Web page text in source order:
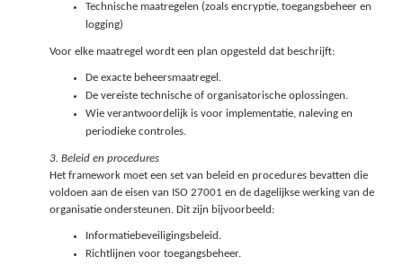
Technische maatregelen (zoals encryptie, toegangsbeheer en
logging)
Voor elke maatregel wordt een plan opgesteld dat beschrijft:
De exacte beheersmaatregel.
De vereiste technische of organisatorische oplossingen.
Wie verantwoordelijk is voor implementatie, naleving en
periodieke controles.
3. Beleid en procedures
Het framework moet een set van beleid en procedures bevatten die
voldoen aan de eisen van ISO 27001 en de dagelijkse werking van de
organisatie ondersteunen. Dit zijn bijvoorbeeld:
Informatiebeveiligingsbeleid.
Richtlijnen voor toegangsbeheer.